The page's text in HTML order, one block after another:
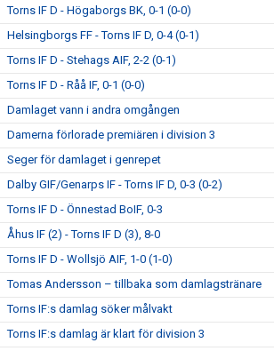
Torns IF D - Högaborgs BK, 0-1 (0-0)
Helsingborgs FF - Torns IF D, 0-4 (0-1)
Torns IF D - Stehags AIF, 2-2 (0-1)
Torns IF D - Råå IF, 0-1 (0-0)
Damlaget vann i andra omgången
Damerna förlorade premiären i division 3
Seger för damlaget i genrepet
Dalby GIF/Genarps IF - Torns IF D, 0-3 (0-2)
Torns IF D - Önnestad BoIF, 0-3
Åhus IF (2) - Torns IF D (3), 8-0
Torns IF D - Wollsjö AIF, 1-0 (1-0)
Tomas Andersson – tillbaka som damlagstränare
Torns IF:s damlag söker målvakt
Torns IF:s damlag är klart för division 3